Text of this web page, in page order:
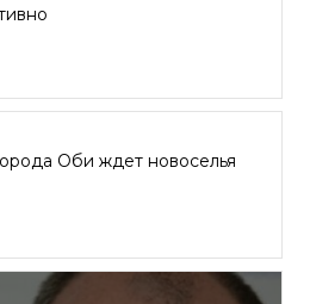
Оби ждет новоселья